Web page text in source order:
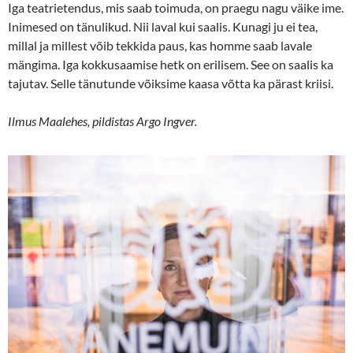
Iga teatrietendus, mis saab toimuda, on praegu nagu väike ime.
Inimesed on tänulikud. Nii laval kui saalis. Kunagi ju ei tea,
millal ja millest võib tekkida paus, kas homme saab lavale
mängima. Iga kokkusaamise hetk on erilisem. See on saalis ka
tajutav. Selle tänutunde võiksime kaasa võtta ka pärast kriisi.
Ilmus Maalehes, pildistas Argo Ingver.